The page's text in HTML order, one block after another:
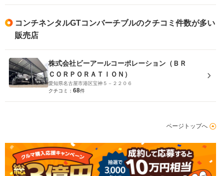
コンチネンタルGTコンバーチブルのクチコミ件数が多い
販売店
株式会社ビーアールコーポレーション（ＢＲ
ＣＯＲＰＯＲＡＴＩＯＮ）
愛知県名古屋市港区宝神５－２２０６
クチコミ： 68件
ページトップへ